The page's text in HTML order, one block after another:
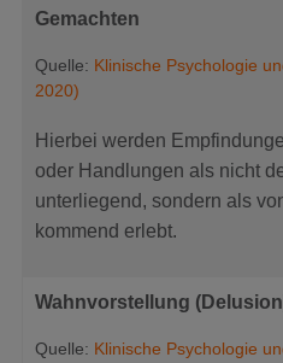
Gemachten
Quelle: Klinische Psychologie
2020)
Hierbei werden
oder Handlungen als nicht
unterliegend, sondern als
kommend erlebt.
Wahnvorstellung
Quelle: Klinische Psychologie